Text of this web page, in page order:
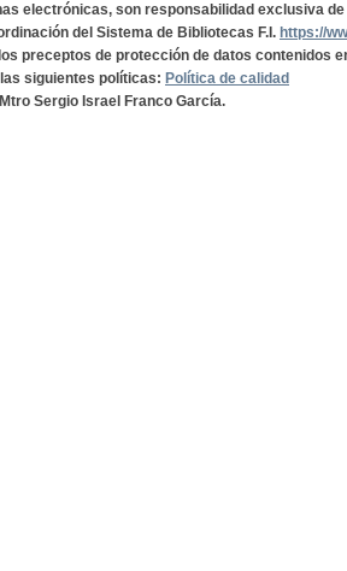
electrónicas, son responsabilidad exclusiva
del Sistema de Bibliotecas F.I. https://
preceptos de protección de datos contenidos
siguientes políticas: Política de calidad
Sergio Israel Franco García.